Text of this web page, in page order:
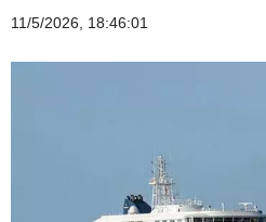
11/5/2026, 18:46:01